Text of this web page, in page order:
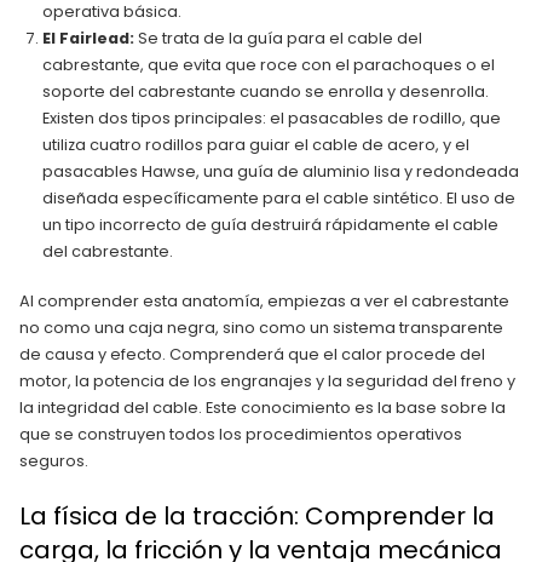
operativa básica.
El Fairlead: Se trata de la guía para el cable del
cabrestante, que evita que roce con el parachoques o el
soporte del cabrestante cuando se enrolla y desenrolla.
Existen dos tipos principales: el pasacables de rodillo, que
utiliza cuatro rodillos para guiar el cable de acero, y el
pasacables Hawse, una guía de aluminio lisa y redondeada
diseñada específicamente para el cable sintético. El uso de
un tipo incorrecto de guía destruirá rápidamente el cable
del cabrestante.
Al comprender esta anatomía, empiezas a ver el cabrestante
no como una caja negra, sino como un sistema transparente
de causa y efecto. Comprenderá que el calor procede del
motor, la potencia de los engranajes y la seguridad del freno y
la integridad del cable. Este conocimiento es la base sobre la
que se construyen todos los procedimientos operativos
seguros.
La física de la tracción: Comprender la
carga, la fricción y la ventaja mecánica